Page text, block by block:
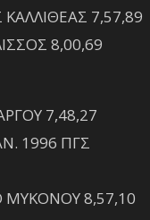
7,57,89
8,00,69
7,48,27
1996 ΠΓΣ
ΜΥΚΟΝΟΥ 8,57,10